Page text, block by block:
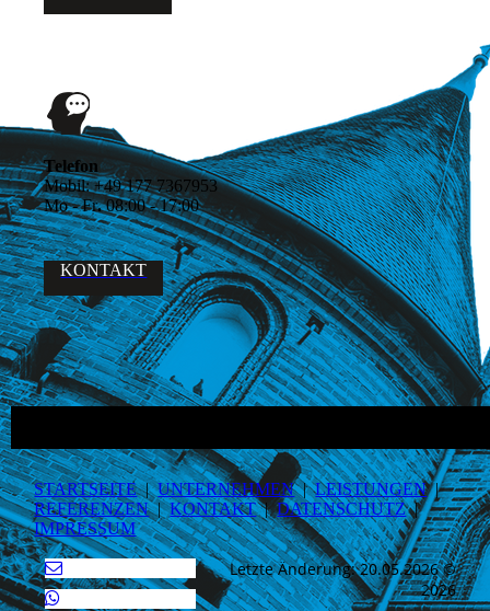
Telefon
Mobil:+49 177 7367953
Mo - Fr.08:00 - 17:00
KONTAKT
STARTSEITE|UNTERNEHMEN|LEISTUNGEN|
REFERENZEN|KONTAKT|DATEN­SCHUTZ|
IMPRESSUM
Letzte Änderung: 20.05.2026 ©
2026